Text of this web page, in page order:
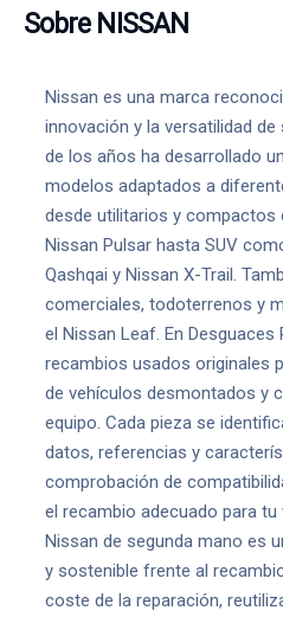
Sobre NISSAN
Nissan es una marca
innovación y la versatilidad
de los años ha desarrollado
modelos adaptados a
desde utilitarios y compactos
Nissan Pulsar hasta SUV
Qashqai y Nissan X-Trail.
comerciales, todoterrenos y
el Nissan Leaf. En
recambios usados originales
de vehículos desmontados y
equipo. Cada pieza se
datos, referencias y
comprobación de
el recambio adecuado para
Nissan de segunda mano es
y sostenible frente al
coste de la reparación,